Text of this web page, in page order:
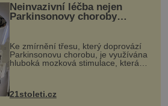
Neinvazivní léčba nejen
Parkinsonovy choroby
Ke zmírnění třesu, který doprovází
Parkinsonovu chorobu, je využívána
hluboká mozková stimulace, která
však vyžaduje vysoce invazivní
k dostatečně přesnému zacílení ...
21stoleti.cz